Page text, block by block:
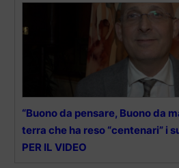
“Buono da pensare, Buono da
terra che ha reso “centenari” i
PER IL VIDEO